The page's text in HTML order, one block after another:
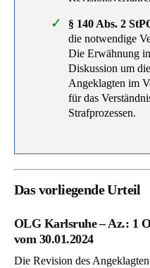
§ 140 Abs. 2
die notwendige
Die Erwähnung
Diskussion um
Angeklagten im
für das
Strafprozessen.
Das vorliegende Urteil
OLG Karlsruhe – Az.: 1
vom 30.01.2024
Die Revision des